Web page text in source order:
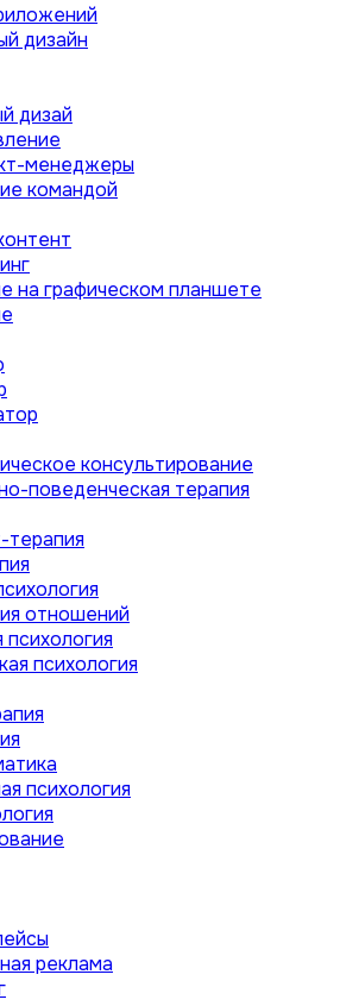
дизайн
дизай
менеджеры
командой
на графическом планшете
консультирование
поведенческая терапия
терапия
отношений
психология
психология
реклама